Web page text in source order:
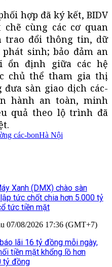
hợp đã ký kết, BIDV
cùng các cơ quan
trao đổi thông tin, dữ
sinh; bảo đảm an
ổn định giữa các hệ
chủ thể tham gia thị
sàn giao dịch các-
hành an toàn, minh
quả theo lộ trình đã
các-bonHà Nội
Xanh (DMX) chào sàn
tức chốt chia hơn 5.000 tỷ
tức tiền mặt
07/08/2026 17:36 (GMT+7)
lãi 16 tỷ đồng mỗi ngày,
tiền mặt khổng lồ hơn
tỷ đồng